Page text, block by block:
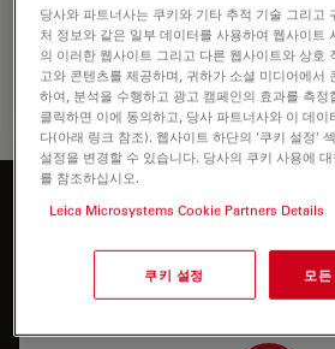
더 알아보고 싶으신가요?
전문가와 상담하기
당사와 파트너사는 쿠키와 기타 추적 기술 그리고
처 정보와 같은 일부 데이터를 사용하여 웹사이트
의 이러한 웹사이트 그리고 다른 웹사이트와 상호
고와 콘텐츠를 제공하며, 귀하가 소셜 미디어에서
하여, 분석을 수행하고 광고 캠페인의 효과를 측
클릭하면 이에 동의하고, 당사 파트너사와 이 데이
다(아래 링크 참조). 웹사이트 하단의 '쿠키 설정'
설정을 변경할 수 있습니다. 당사의 쿠키 사용에
를 참조하십시오.
Leica Microsystems Cookie Partners Details
쿠키 설정 모